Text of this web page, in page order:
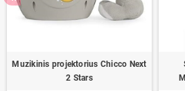
Muzikinis projektorius Chicco Next
2 Stars